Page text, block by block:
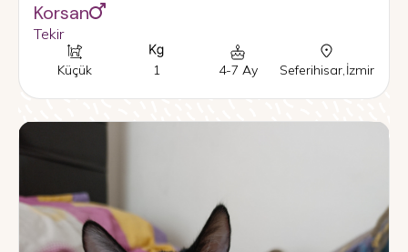
Korsan
Tekir
Küçük 1 4-7 Ay Seferihisar,İzmir